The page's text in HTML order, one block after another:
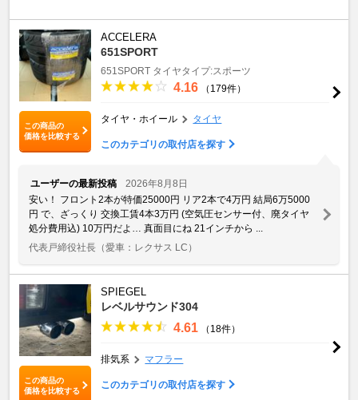
この商品の
価格を比較する
ACCELERA
651SPORT
651SPORT タイヤタイプ:スポーツ
4.16 （179件）
タイヤ・ホイール タイヤ
このカテゴリの取付店を探す
ユーザーの最新投稿
2026年8月8日
安い！ フロント2本が特価25000円 リア2本で4万円 結局6万5000
円 で、ざっくり 交換工賃4本3万円 (空気圧センサー付、廃タイヤ
処分費用込) 10万円だよ… 真面目にね 21インチから ...
代表戸締役社長 （愛車：レクサス LC）
この商品の
価格を比較する
SPIEGEL
レベルサウンド304
4.61 （18件）
排気系 マフラー
このカテゴリの取付店を探す